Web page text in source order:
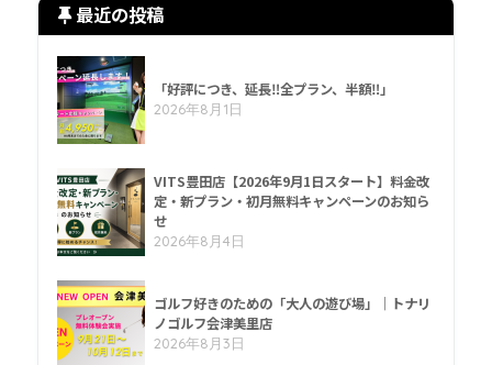
最近の投稿
「好評につき、延長‼全プラン、半額‼」
2026年8月1日
VITS豊田店【2026年9月1日スタート】料金改
定・新プラン・初月無料キャンペーンのお知ら
せ
2026年8月4日
ゴルフ好きのための「大人の遊び場」｜トナリ
ノゴルフ会津美里店
2026年8月3日